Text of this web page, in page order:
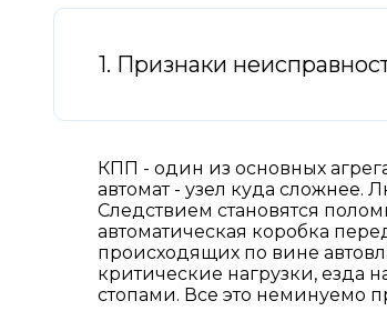
1. Признаки
КПП - один из основных
автомат - узел куда сложнее.
Следствием становятся
автоматическая коробка
происходящих по вине
критические нагрузки, езда
стопами. Все это неминуемо